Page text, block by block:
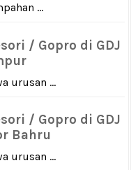
...
/ Gopro di GDJ
urusan ...
/ Gopro di GDJ
Bahru
urusan ...